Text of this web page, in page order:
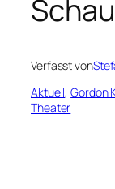
Verfasst von
Aktuell, Gordon
Theater